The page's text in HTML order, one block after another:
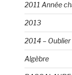
2011 Année
2013
2014 – Oublier
Algèbre